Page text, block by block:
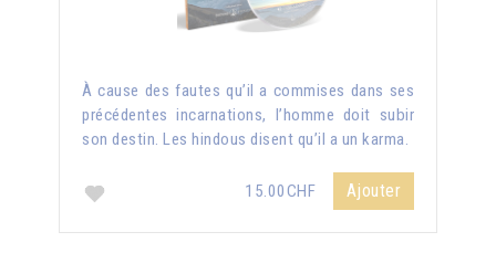
À cause des fautes qu’il a commises dans ses
précédentes incarnations, l’homme doit subir
son destin. Les hindous disent qu’il a un karma.
15.00CHF Ajouter